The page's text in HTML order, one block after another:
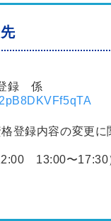
録 係
登録内容の変更
13:00〜17:30